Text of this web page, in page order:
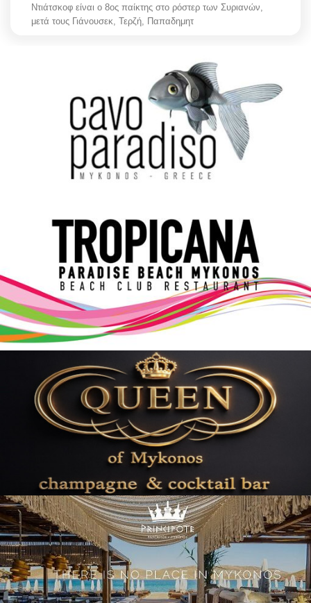
L’Art des Sens
Local Elections 2023
Elections 2023
Ελληνικά English
Ντιάτσκοφ είναι ο 8ος παίκτης στο ρόστερ των Συριανών,
μετά τους Γιάνουσεκ, Τερζή, Παπαδημητ